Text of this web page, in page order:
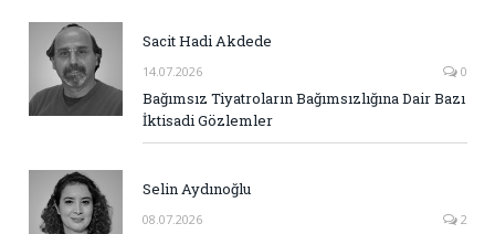
Sacit Hadi Akdede
14.07.2026 0
Bağımsız Tiyatroların Bağımsızlığına Dair Bazı
İktisadi Gözlemler
Selin Aydınoğlu
08.07.2026 2